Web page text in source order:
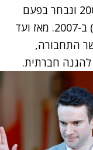
הוא הצטרף למפלגת "פינה גייל" ב-2004 ונבחר בפעם
הראשונה ל"דאל אירן" (הבית התחתון) ב-2007. מאז ועד
התחבורה,
להגנה חברתית.